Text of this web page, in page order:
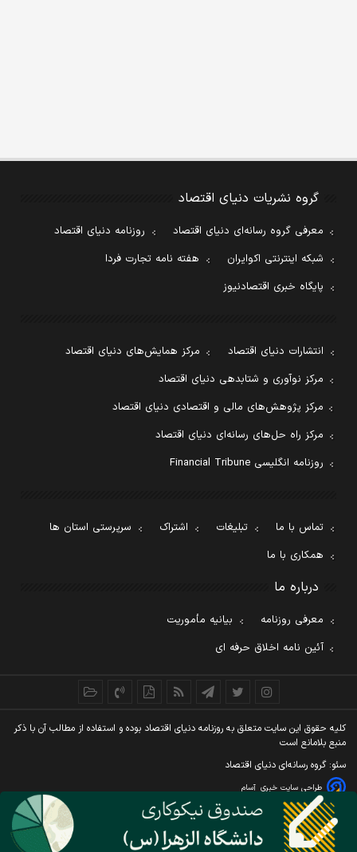
گروه نشریات دنیای اقتصاد
معرفی گروه رسانه‌ای دنیای اقتصاد
روزنامه دنیای اقتصاد
شبکه اینترنتی اکوایران
هفته نامه تجارت فردا
پایگاه خبری اقتصادنیوز
انتشارات دنیای اقتصاد
مرکز همایش‌های دنیای اقتصاد
مرکز نوآوری و شتابدهی دنیای اقتصاد
مرکز پژوهش‌های مالی و اقتصادی دنیای اقتصاد
مرکز راه حل‌های رسانه‌ای دنیای اقتصاد
روزنامه انگلیسی Financial Tribune
تماس با ما تبلیغات اشتراک
سرپرستی استان ها
همکاری با ما
درباره ما
معرفی روزنامه
بیانیه مأموریت
آئین نامه اخلاق حرفه ای
کليه حقوق اين سايت متعلق به روزنامه دنيای اقتصاد بوده و استفاده از مطالب آن با ذکر
منبع بلامانع است
سئو: گروه رسانه‌ای دنیای اقتصاد
طراحی سایت خبری آسام